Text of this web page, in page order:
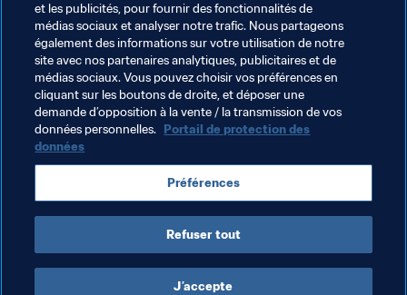
Hilal face à Al Ittihad avant d'offrir une passe décisive sur
l'ouverture du score dans la victoire 2-0 en finale retour
contre Urawa Reds. L'international saoudien Salem Al
Dawsari a lui aussi joué un rôle-clé en marquant des
buts cruciaux contre Al Sadd et Urawa.
Thèmes en lien
Saudi Arabia
et les publicités, pour fournir des fonctionnalités de
médias sociaux et analyser notre trafic. Nous partageons
également des informations sur votre utilisation de notre
site avec nos partenaires analytiques, publicitaires et de
médias sociaux. Vous pouvez choisir vos préférences en
cliquant sur les boutons de droite, et déposer une
demande d’opposition à la vente / la transmission de vos
données personnelles. Portail de protection des
données
Préférences
Refuser tout
J’accepte